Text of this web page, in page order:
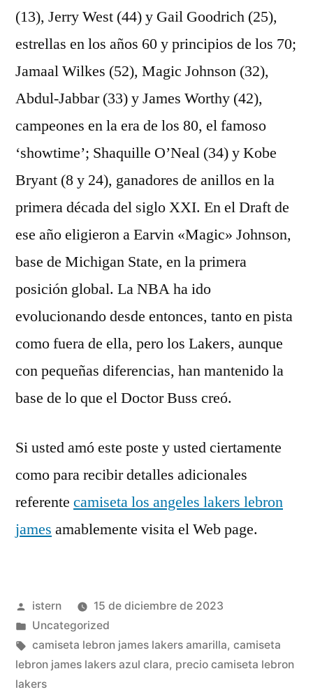
(13), Jerry West (44) y Gail Goodrich (25),
estrellas en los años 60 y principios de los 70;
Jamaal Wilkes (52), Magic Johnson (32),
Abdul-Jabbar (33) y James Worthy (42),
campeones en la era de los 80, el famoso
‘showtime’; Shaquille O’Neal (34) y Kobe
Bryant (8 y 24), ganadores de anillos en la
primera década del siglo XXI. En el Draft de
ese año eligieron a Earvin «Magic» Johnson,
base de Michigan State, en la primera
posición global. La NBA ha ido
evolucionando desde entonces, tanto en pista
como fuera de ella, pero los Lakers, aunque
con pequeñas diferencias, han mantenido la
base de lo que el Doctor Buss creó.
Si usted amó este poste y usted ciertamente
como para recibir detalles adicionales
referente camiseta los angeles lakers lebron
james amablemente visita el Web page.
Publicado
por
istern
15 de diciembre de 2023
Publicado
en
Uncategorized
Etiquetas:
camiseta lebron james lakers amarilla, camiseta
lebron james lakers azul clara, precio camiseta lebron
lakers